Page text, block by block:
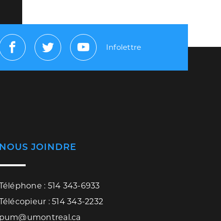
FacebookTwitterYoutube
Infolettre
JOINDRE
: 514 343-6933
: 514 343-2232